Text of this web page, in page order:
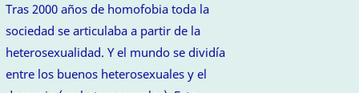
Tras 2000 años de homofobia toda la
sociedad se articulaba a partir de la
heterosexualidad. Y el mundo se dividía
entre los buenos heterosexuales y el